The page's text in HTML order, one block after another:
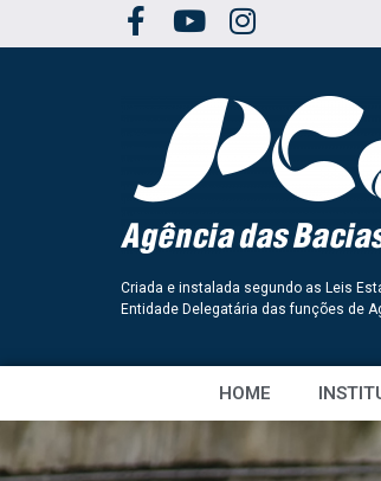
Criada e instalada segundo as Leis
Entidade Delegatária das funções de
HOME